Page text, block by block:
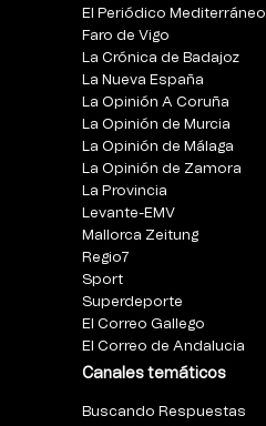
El Periódico Mediterráneo
Faro de Vigo
La Crónica de Badajoz
La Nueva España
La Opinión A Coruña
La Opinión de Murcia
La Opinión de Málaga
La Opinión de Zamora
La Provincia
Levante-EMV
Mallorca Zeitung
Regio7
Sport
Superdeporte
El Correo Gallego
El Correo de Andalucia
Canales temáticos
Buscando Respuestas